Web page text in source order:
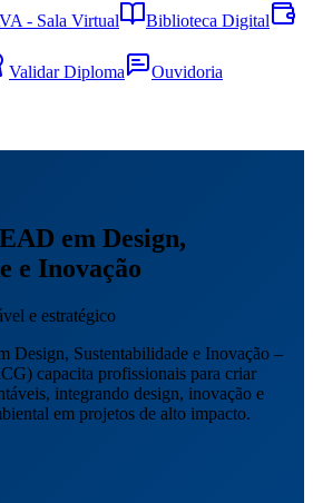
- Sala Virtual
Biblioteca Digital
Validar Diploma
Ouvidoria
em Design,
e Inovação
e estratégico
Design, Sustentabilidade e Inovação –
capacita profissionais para criar
integrando design, inovação e
em projetos de alto impacto.